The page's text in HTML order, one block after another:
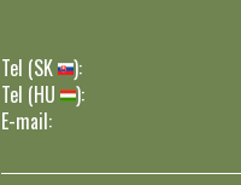
Tel (SK ):
Tel (HU
):
E-mail: